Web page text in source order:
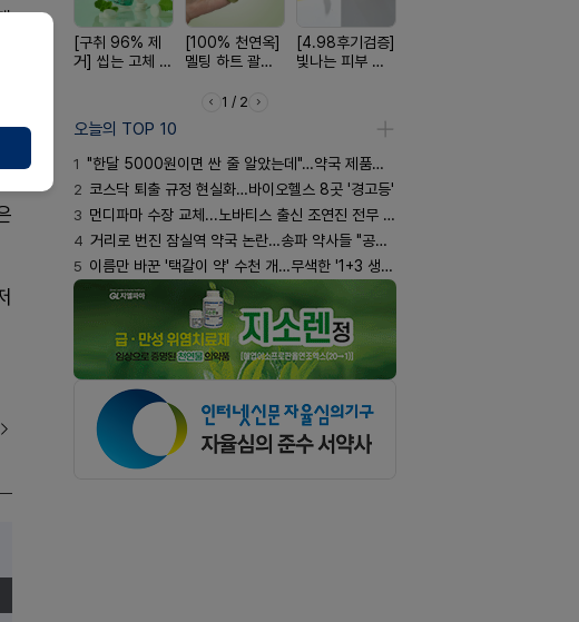
[구취 96% 제
거] 씹는 고체 가
[100% 천연옥]
멜팅 하트 괄사
[4.98후기검증]
빛나는 피부 오
1 / 2
오늘의 TOP 10
1 "한달 5000원이면 싼 줄 알았는데"…약국 제품과 비교해보니
2 코스닥 퇴출 규정 현실화…바이오헬스 8곳 '경고등'
3 먼디파마 수장 교체...노바티스 출신 조연진 전무 내정
4 거리로 번진 잠실역 약국 논란…송파 약사들 "공공성 훼손"
5 이름만 바꾼 '택갈이 약' 수천 개…무색한 '1+3 생동'